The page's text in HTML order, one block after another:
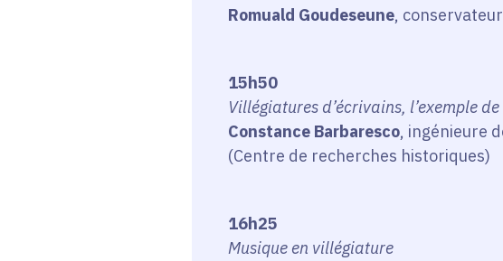
Romuald Goudeseune,
15h50
Villégiatures d’écrivains, l’exemple
Constance Barbaresco, ingénieure
(Centre de recherches historiques)
16h25
Musique en villégiature